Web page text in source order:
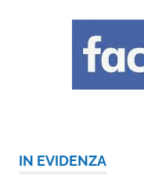
IN EVIDENZA